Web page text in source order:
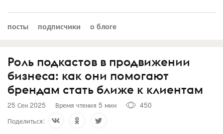
посты подписчики о блоге
Роль подкастов в продвижении
бизнеса: как они помогают
брендам стать ближе к клиентам
25 Сен 2025 Время чтения 5 мин
450
Поделиться: